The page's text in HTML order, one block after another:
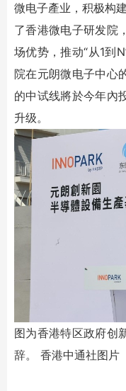
微电子產业，积极构
了香港微电子研发院
场优势，推动“从1到
院在元朗微电子中心
的中试线將於今年內
升级。
图为香港特区政府创
辞。 香港中通社图片